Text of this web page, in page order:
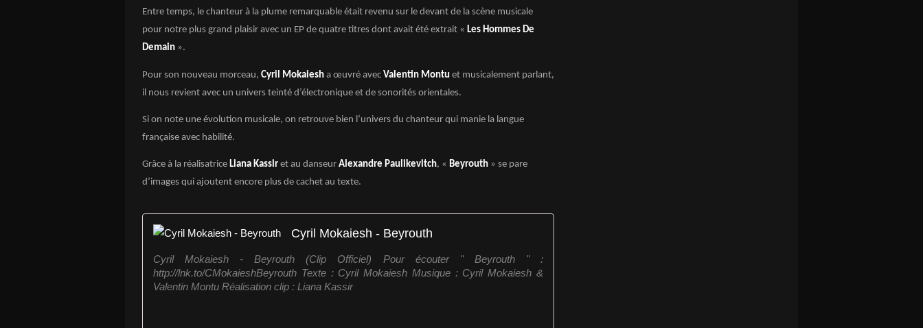
Entre temps, le chanteur à la plume remarquable était revenu sur le devant de la scène musicale
pour notre plus grand plaisir avec un EP de quatre titres dont avait été extrait « Les Hommes De
Demain ».
Pour son nouveau morceau, Cyril Mokaiesh a œuvré avec Valentin Montu et musicalement parlant,
il nous revient avec un univers teinté d’électronique et de sonorités orientales.
Si on note une évolution musicale, on retrouve bien l’univers du chanteur qui manie la langue
française avec habilité.
Grâce à la réalisatrice Liana Kassir et au danseur Alexandre Paulikevitch, « Beyrouth » se pare
d’images qui ajoutent encore plus de cachet au texte.
Cyril Mokaiesh - Beyrouth
Cyril Mokaiesh - Beyrouth (Clip Officiel) Pour écouter " Beyrouth " :
http://lnk.to/CMokaieshBeyrouth Texte : Cyril Mokaiesh Musique : Cyril Mokaiesh &
Valentin Montu Réalisation clip : Liana Kassir